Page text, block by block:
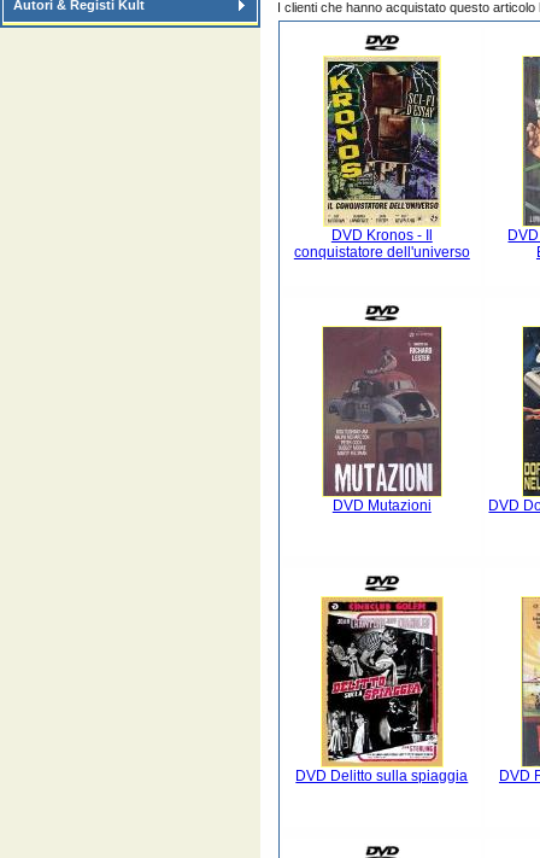
Autori & Registi Kult I clienti che hanno acquistato questo
DVD Kronos - Il
conquistatore dell'universo
DVD Mutazioni DVD
DVD Delitto sulla spiaggia DVD